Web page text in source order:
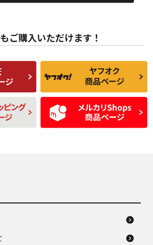
品
んどない中古品
あり、
な中古
C
偏磨耗・劣化は感じ
られるが、使用に問
題のない中古品
つ傷が
な中古
D
残り溝も少なく、偏
磨耗がみられ、短期
間使用できるくらい
の中古品
ご購入いただけます！